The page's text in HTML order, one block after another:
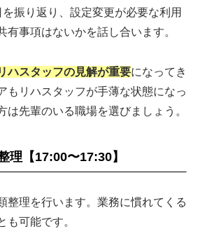
振り返り、設定変更が必要な利用
有事項はないかを話し合います。
ハスタッフの見解が重要になってき
もリハスタッフが手薄な状態になっ
は先輩のいる職場を選びましょう。
理【17:00〜17:30】
整理を行います。業務に慣れてくる
も可能です。